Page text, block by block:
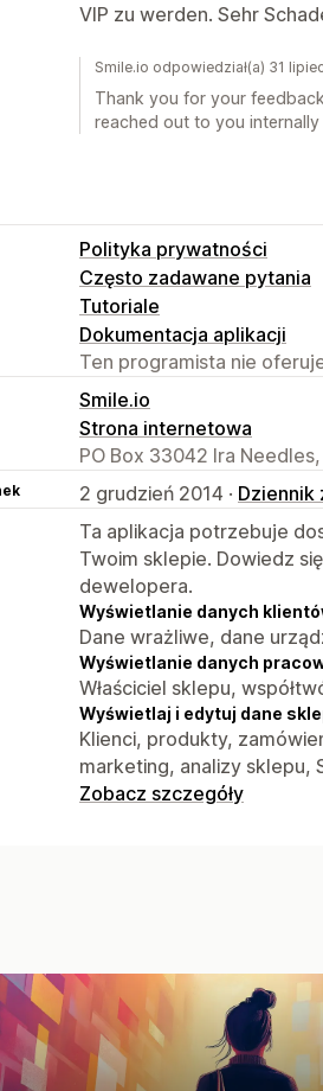
VIP zu werden. Sehr
Smile.io odpowiedział(a) 31
Thank you for your
reached out to you
Polityka prywatności
Często zadawane pytania
Tutoriale
Dokumentacja aplikacji
Ten programista nie
Smile.io
Strona internetowa
PO Box 33042 Ira
2 grudzień 2014 · Dziennik
Ta aplikacja potrzebuje
Twoim sklepie. Dowiedz
dewelopera.
Wyświetlanie danych
Dane wrażliwe, dane
Wyświetlanie danych
Właściciel sklepu,
Wyświetlaj i edytuj dane
Klienci, produkty,
marketing, analizy sklepu,
Zobacz szczegóły